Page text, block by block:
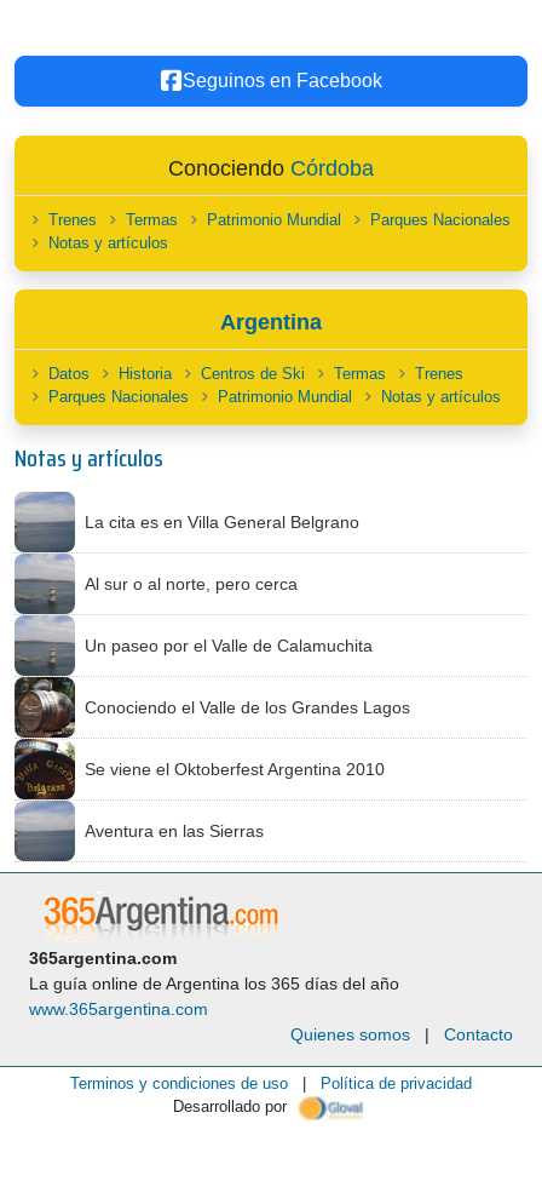
Seguinos en Facebook
Conociendo Córdoba
Trenes Termas Patrimonio Mundial
Parques Nacionales
Notas y artículos
Argentina
Datos Historia Centros de Ski Termas
Trenes
Parques Nacionales
Patrimonio Mundial Notas y artículos
Notas y artículos
La cita es en Villa General Belgrano
Al sur o al norte, pero cerca
Un paseo por el Valle de Calamuchita
Conociendo el Valle de los Grandes Lagos
Se viene el Oktoberfest Argentina 2010
Aventura en las Sierras
365argentina.com
La guía online de Argentina los 365 días del año
www.365argentina.com
Quienes somos | Contacto
Terminos y condiciones de uso
Política de privacidad
Desarrollado por